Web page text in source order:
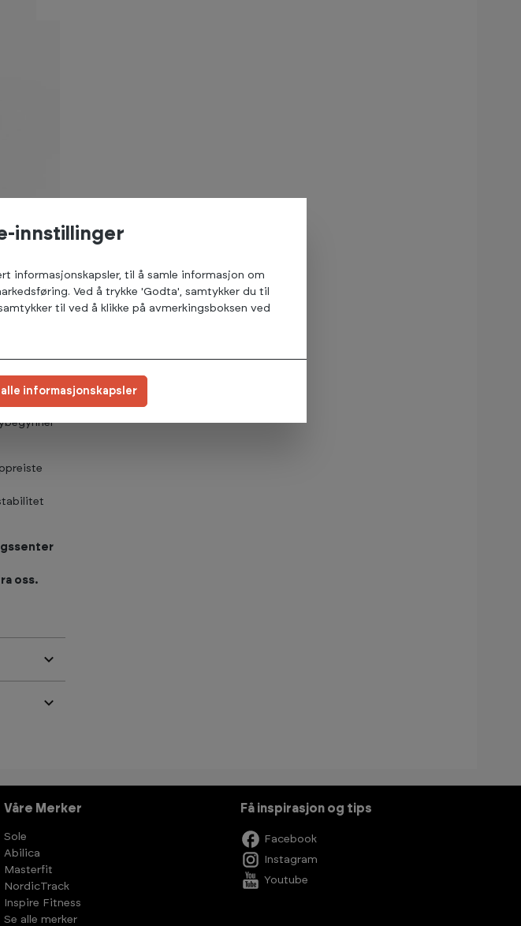
oss.
Våre Merker
Sole
Abilica
Masterfit
NordicTrack
Inspire Fitness
Se alle merker
Få inspirasjon og tips
Facebook
Instagram
Youtube
innstillinger
informasjonskapsler, til å samle informasjon om
Ved å trykke 'Godta', samtykker du til
til ved å klikke på avmerkingsboksen ved
informasjonskapsler